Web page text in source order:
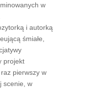
w
i autorką
śmiałe,
projekt
pierwszy w
scenie, w